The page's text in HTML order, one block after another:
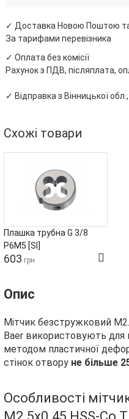
✓ Доставка Новою Поштою
За тарифами перевізника
✓ Оплата без комісії
Рахунок з ПДВ, післяплата,
✓ Відправка з Вінницької
Схожі товари
Плашка трубна G 3/8
Р6М5 [SI]
603 грн
Опис
Мітчик безстружковий
Baer використовують для
методом пластичної
стінок отвору не більше
Особливості